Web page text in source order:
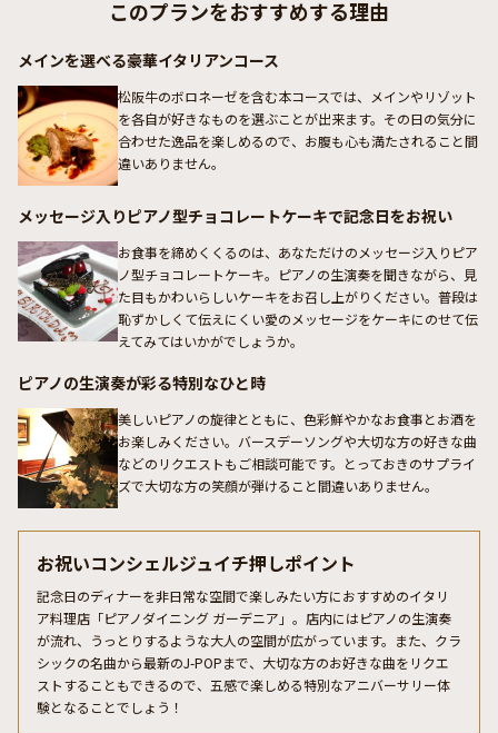
このプランをおすすめする理由
メインを選べる豪華イタリアンコース
松阪牛のボロネーゼを含む本コースでは、メインやリゾット
を各自が好きなものを選ぶことが出来ます。その日の気分に
合わせた逸品を楽しめるので、お腹も心も満たされること間
違いありません。
メッセージ入りピアノ型チョコレートケーキで記念日をお祝い
お食事を締めくくるのは、あなただけのメッセージ入りピア
ノ型チョコレートケーキ。ピアノの生演奏を聞きながら、見
た目もかわいらしいケーキをお召し上がりください。普段は
恥ずかしくて伝えにくい愛のメッセージをケーキにのせて伝
えてみてはいかがでしょうか。
ピアノの生演奏が彩る特別なひと時
美しいピアノの旋律とともに、色彩鮮やかなお食事とお酒を
お楽しみください。バースデーソングや大切な方の好きな曲
などのリクエストもご相談可能です。とっておきのサプライ
ズで大切な方の笑顔が弾けること間違いありません。
お祝いコンシェルジュイチ押しポイント
記念日のディナーを非日常な空間で楽しみたい方におすすめのイタリ
ア料理店「ピアノダイニング ガーデニア」。店内にはピアノの生演奏
が流れ、うっとりするような大人の空間が広がっています。また、クラ
シックの名曲から最新のJ-POPまで、大切な方のお好きな曲をリクエ
ストすることもできるので、五感で楽しめる特別なアニバーサリー体
験となることでしょう！